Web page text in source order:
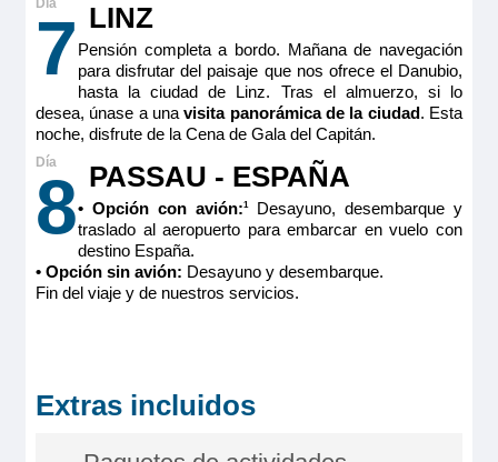
7 LINZ
Pensión completa a bordo. Mañana de navegación
para disfrutar del paisaje que nos ofrece el Danubio,
hasta la ciudad de Linz. Tras el almuerzo, si lo
desea, únase a unavisita panorámica de la ciudad. Esta
noche, disfrute de la Cena de Gala del Capitán.
8 PASSAU - ESPAÑA
• Opción con avión:1 Desayuno, desembarque y
traslado al aeropuerto para embarcar en vuelo con
destino España.
• Opción sin avión: Desayuno y desembarque.
Fin del viaje y de nuestros servicios.
Extras incluidos